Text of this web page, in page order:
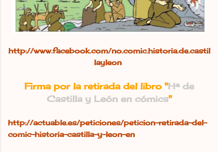
http://www.facebook.com/no.comic.historia.de.castil
layleon
Firma por la retirada del libro "Hª de
Castilla y León en cómics"
http://actuable.es/peticiones/peticion-retirada-del-
comic-historia-castilla-y-leon-en